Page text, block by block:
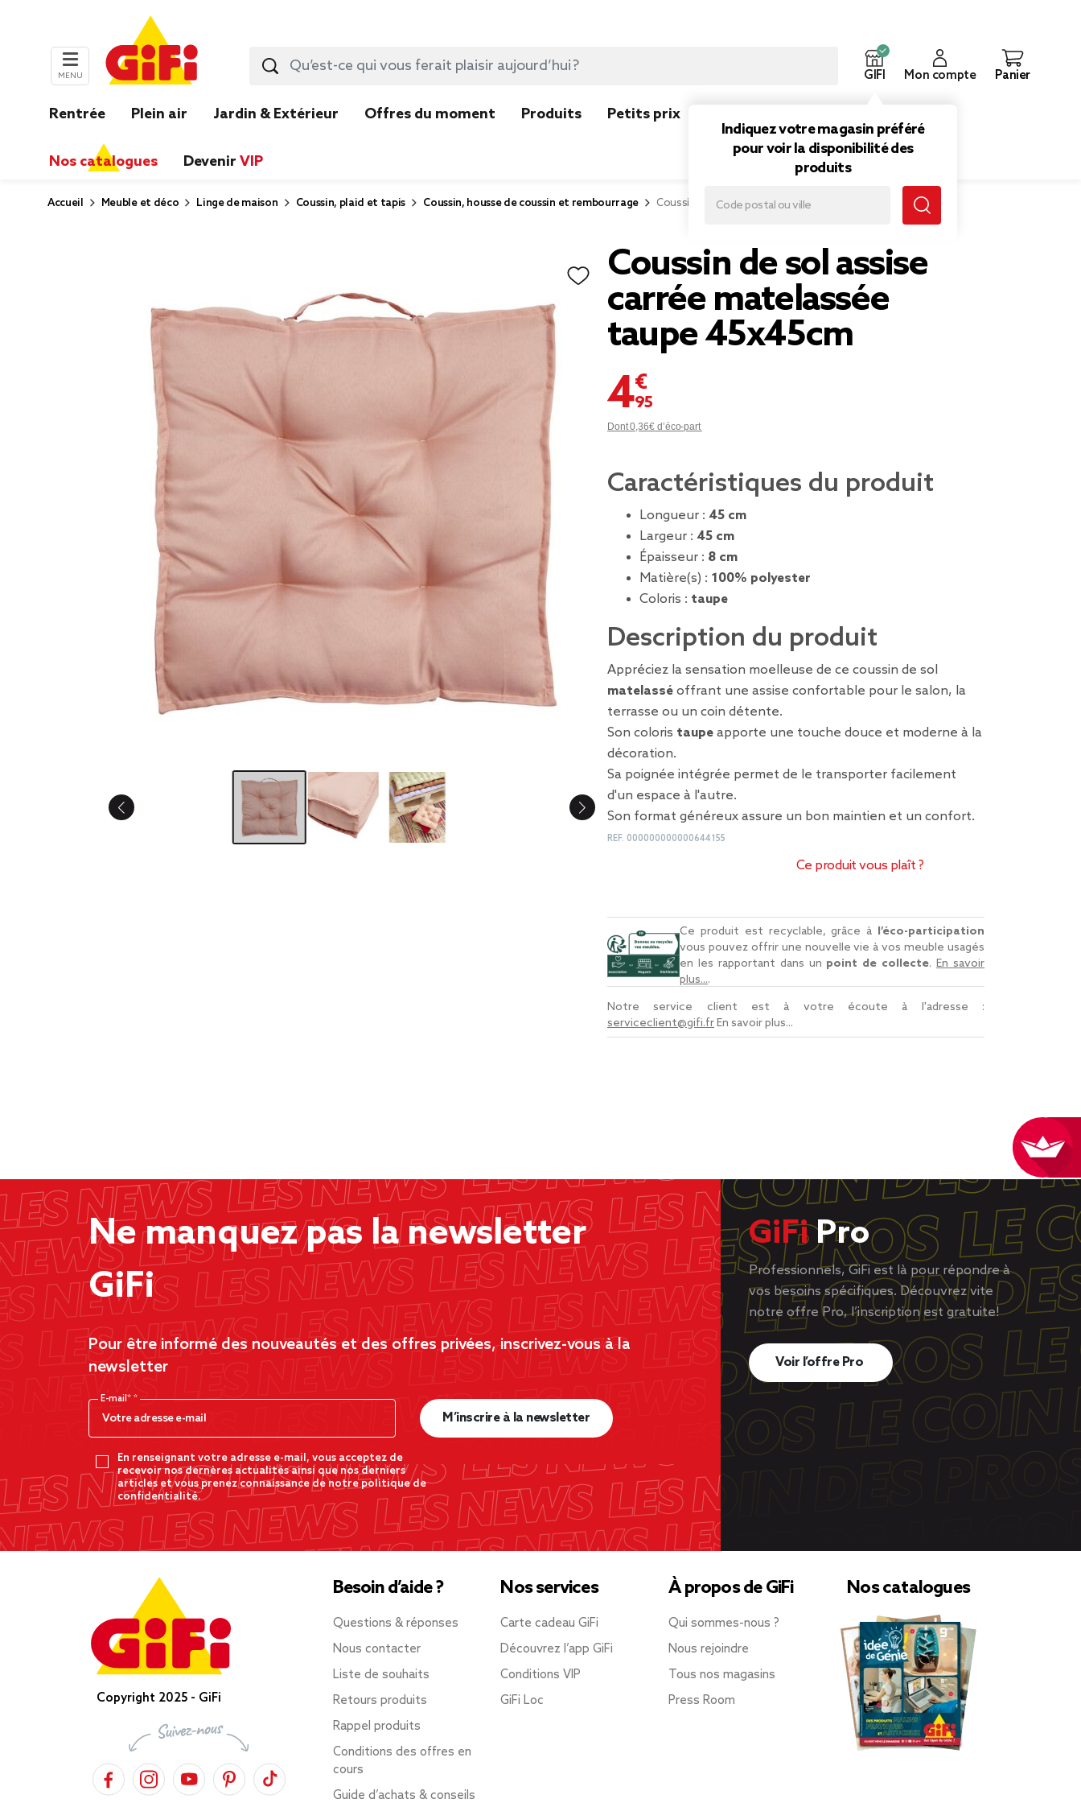
MENU GIFI
Indiquez votre magasin préféré
pour voir la disponibilité des
produits
Mon compte Panier
Rentrée Plein air Jardin & Extérieur Offres du moment Produits Petits prix
Nos catalogues Devenir VIP
Accueil Meuble et déco Linge de maison Coussin, plaid et tapis Coussin, housse de coussin et rembourrage Coussin de sol assise carrée matelassée taupe 45x45cm
Coussin de sol assise
carrée matelassée
taupe 45x45cm
4,95 €
Dont 0,36€ d’éco-part
Caractéristiques du produit
Longueur : 45 cm
Largeur : 45 cm
Épaisseur : 8 cm
Matière(s) : 100% polyester
Coloris : taupe
Description du produit
Appréciez la sensation moelleuse de ce coussin de sol
matelassé offrant une assise confortable pour le salon, la
terrasse ou un coin détente.
Son coloris taupe apporte une touche douce et moderne à la
décoration.
Sa poignée intégrée permet de le transporter facilement
d'un espace à l'autre.
Son format généreux assure un bon maintien et un confort.
REF. 000000000000644155
Ce produit vous plaît ?
Ce produit est recyclable, grâce à l’éco-participation
vous pouvez offrir une nouvelle vie à vos meuble usagés
en les rapportant dans un point de collecte.En savoir
plus....
Notre service client est à votre écoute à l'adresse :
serviceclient@gifi.frEn savoir plus...
Ne manquez pas la newsletter
GiFi
Pour être informé des nouveautés et des offres privées, inscrivez-vous à la
newsletter
E-mail*
En renseignant votre adresse e-mail, vous acceptez de
recevoir nos dernères actualités ainsi que nos derniers
articles et vous prenez connaissance de notre politique de
confidentialité.
M’inscrire à la newsletter
GiFiPro
Professionnels, GiFi est là pour répondre à
vos besoins spécifiques. Découvrez vite
notre offre Pro, l’inscription est gratuite!
Voir l’offre Pro
Copyright 2025 - GiFi
Besoin d’aide ?
Questions & réponses
Nous contacter
Liste de souhaits
Retours produits
Rappel produits
Conditions des offres en
cours
Guide d’achats & conseils
Nos services
Carte cadeau GiFi
Découvrez l’app GiFi
Conditions VIP
GiFi Loc
À propos de GiFi
Qui sommes-nous ?
Nous rejoindre
Tous nos magasins
Press Room
Nos catalogues